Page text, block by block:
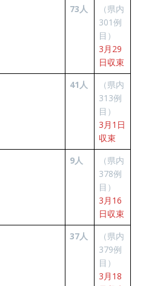
73人
（県内
301例
目）
3月29
日収束
41人
（県内
313例
目）
3月1日
収束
9人
（県内
378例
目）
3月16
日収束
37人
（県内
379例
目）
3月18